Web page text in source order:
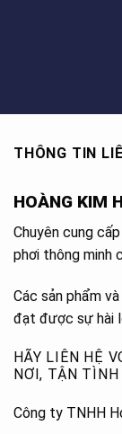
THÔNG TIN
HOÀNG KIM
Chuyên cung
phơi thông minh
Các sản phẩm
đạt được sự hài
HÃY LIÊN HỆ
NƠI, TẬN
Công ty TNHH